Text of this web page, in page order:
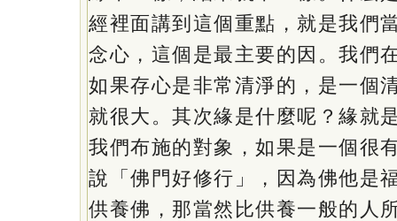
經裡面講到這個重點，就是我們
念心，這個是最主要的因。我們
如果存心是非常清淨的，是一個
就很大。其次緣是什麼呢？緣就
我們布施的對象，如果是一個很
說「佛門好修行」，因為佛他是
供養佛，那當然比供養一般的人